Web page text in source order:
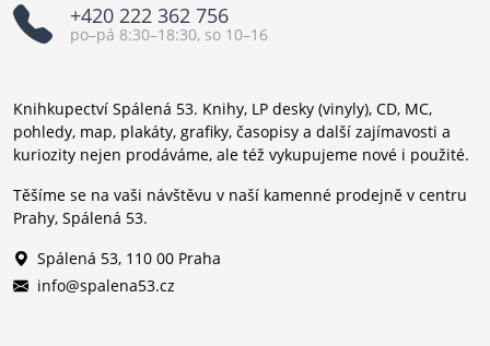
+420 222 362 756
po–pá 8:30–18:30, so 10–16
Knihkupectví Spálená 53. Knihy, LP desky (vinyly), CD, MC,
pohledy, map, plakáty, grafiky, časopisy a další zajímavosti a
kuriozity nejen prodáváme, ale též vykupujeme nové i použité.
Těšíme se na vaši návštěvu v naší kamenné prodejně v centru
Prahy, Spálená 53.
Spálená 53, 110 00 Praha
info@spalena53.cz